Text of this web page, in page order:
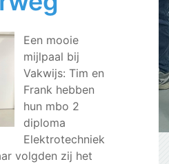
Een mooie
mijlpaal bij
Vakwijs: Tim en
Frank hebben
hun mbo 2
diploma
Elektrotechniek
volgden zij het